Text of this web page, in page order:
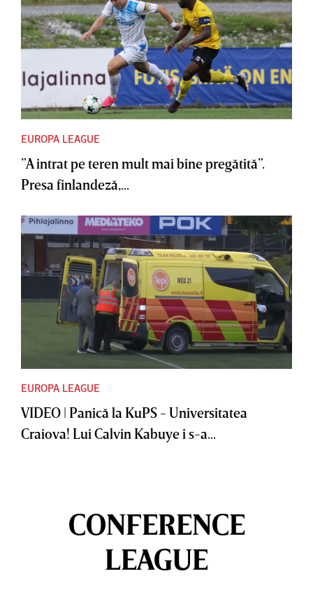
EUROPA LEAGUE
”A intrat pe teren mult mai bine pregătită”.
Presa finlandeză,...
EUROPA LEAGUE
VIDEO | Panică la KuPS - Universitatea
Craiova! Lui Calvin Kabuye i s-a...
CONFERENCE
LEAGUE